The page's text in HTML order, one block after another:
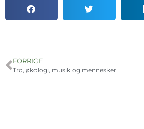
FORRIGE
Tro, økologi, musik og mennesker